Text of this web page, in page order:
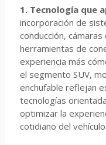
1. Tecnología que
incorporación de
conducción,
herramientas de
experiencia más
el segmento SUV,
enchufable reflejan
tecnologías
optimizar la
cotidiano del vehículo.